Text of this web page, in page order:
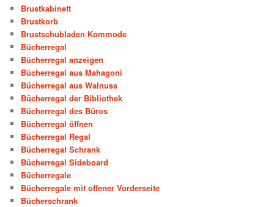
Brustkabinett
Brustkorb
Brustschubladen Kommode
Bücherregal
Bücherregal anzeigen
Bücherregal aus Mahagoni
Bücherregal aus Walnuss
Bücherregal der Bibliothek
Bücherregal des Büros
Bücherregal öffnen
Bücherregal Regal
Bücherregal Schrank
Bücherregal Sideboard
Bücherregale
Bücherregale mit offener Vorderseite
Bücherschrank